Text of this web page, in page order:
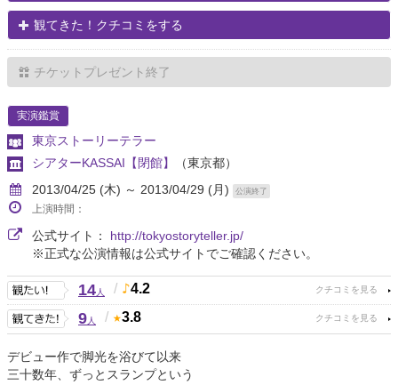
観てきた！クチコミをする
チケットプレゼント終了
実演鑑賞
東京ストーリーテラー
シアターKASSAI【閉館】
（東京都）
2013/04/25 (木) ～ 2013/04/29 (月)
公演終了
上演時間：
公式サイト： http://tokyostoryteller.jp/
※正式な公演情報は公式サイトでご確認ください。
14人 / 4.2
9人 / 3.8
デビュー作で脚光を浴びて以来
三十数年、ずっとスランプという